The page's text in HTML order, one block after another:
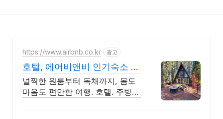
https://www.airbnb.co.kr 광고
호텔, 에어비앤비 인기숙소 지
금 둘러보기
널찍한 원룸부터 독채까지, 몸도
마음도 편안한 여행. 호텔. 주방,